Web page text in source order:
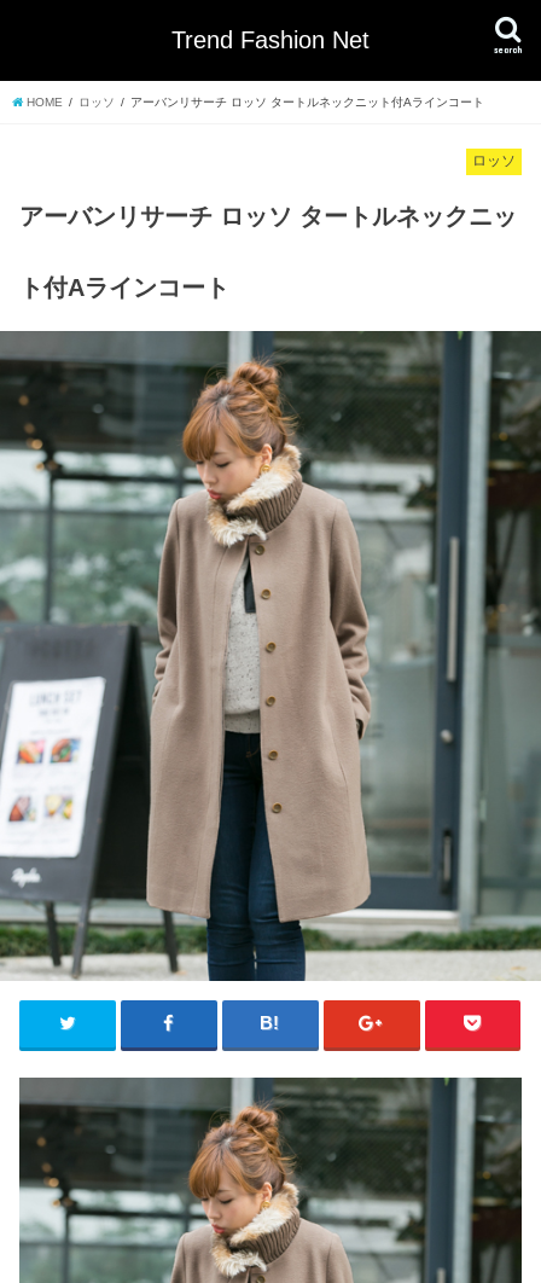
Trend Fashion Net search
HOME ロッソ アーバンリサーチ ロッソ タートルネックニット付Aラインコート
ロッソ
アーバンリサーチ ロッソ タートルネックニッ
ト付Aラインコート